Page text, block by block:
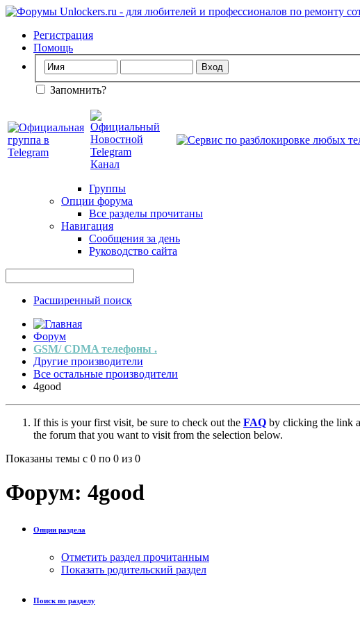
Регистрация
Помощь
Запомнить?
Группы
Опции форума
Все разделы прочитаны
Навигация
Сообщения за день
Руководство сайта
Расширенный поиск
Форум
GSM/ CDMA телефоны .
Другие производители
Все остальные производители
4good
If this is your first visit, be sure to check out the FAQ by clicking the link
the forum that you want to visit from the selection below.
Показаны темы с 0 по 0 из 0
Форум: 4good
Опции раздела
Отметить раздел прочитанным
Показать родительский раздел
Поиск по разделу